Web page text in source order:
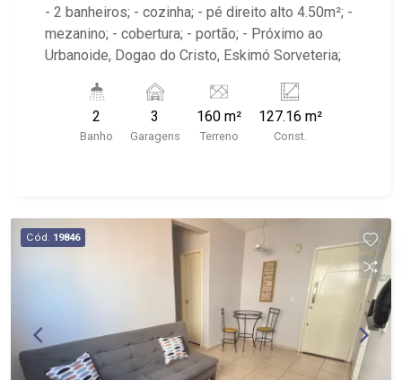
- 2 banheiros; - cozinha; - pé direito alto 4.50m²; -
mezanino; - cobertura; - portão; - Próximo ao
Urbanoide, Dogao do Cristo, Eskimó Sorveteria;
2
Banho
3
Garagens
160 m²
Terreno
127.16 m²
Const.
Cód. 19846